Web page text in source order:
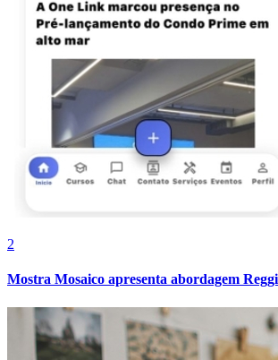
Cruzeiro
2
Mostra Mosaico apresenta abordagem